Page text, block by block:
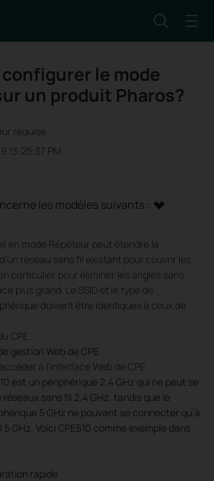
le mode
un produit Pharos?
requise
13:25:37 PM
les modèles suivants :
en mode Répéteur peut étendre la
réseau sans fil existant pour couvrir les
particulier pour éliminer les angles sans
plus grand. Le SSID et le type de
doivent être identiques à ceux de
CPE.
gestion Web de CPE
à l'interface Web de CPE.
est un périphérique 2,4 GHz qui ne peut se
sans fil 2,4 GHz, tandis que le
5 GHz ne pouvant se connecter qu’à
GHz. Voici CPE510 comme exemple dans
rapide